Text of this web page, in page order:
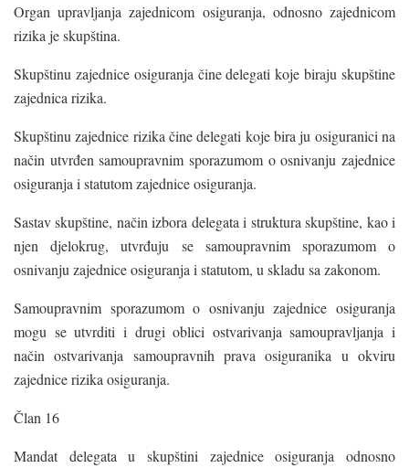
Organ upravljanja zajednicom osiguranja, odnosno zajednicom
rizika je skupština.
Skupštinu zajednice osiguranja čine delegati koje biraju skupštine
zajednica rizika.
Skupštinu zajednice rizika čine delegati koje bira ju osiguranici na
način utvrđen samoupravnim sporazumom o osnivanju zajednice
osiguranja i statutom zajednice osiguranja.
Sastav skupštine, način izbora delegata i struktura skupštine, kao i
njen djelokrug, utvrđuju se samoupravnim sporazumom o
osnivanju zajednice osiguranja i statutom, u skladu sa zakonom.
Samoupravnim sporazumom o osnivanju zajednice osiguranja
mogu se utvrditi i drugi oblici ostvarivanja samoupravljanja i
način ostvarivanja samoupravnih prava osiguranika u okviru
zajednice rizika osiguranja.
Član 16
Mandat delegata u skupštini zajednice osiguranja odnosno